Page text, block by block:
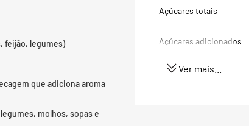
feijão, legumes)
que adiciona aroma
molhos, sopas e
Açúcares totais
Açúcares adicionados
ProteínasVer mais...